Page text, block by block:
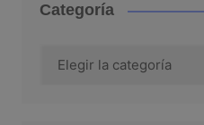
Categoría